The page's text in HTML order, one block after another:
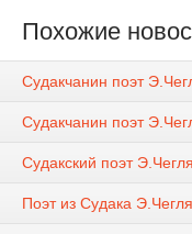
Похожие
Судакчанин поэт
Судакчанин поэт
Судакский поэт
Поэт из Судака